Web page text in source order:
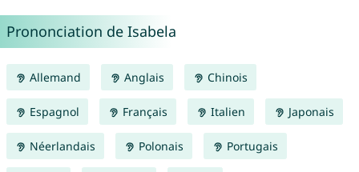
Prononciation de Isabela
Allemand Anglais Chinois
Espagnol Français Italien Japonais
Néerlandais Polonais Portugais